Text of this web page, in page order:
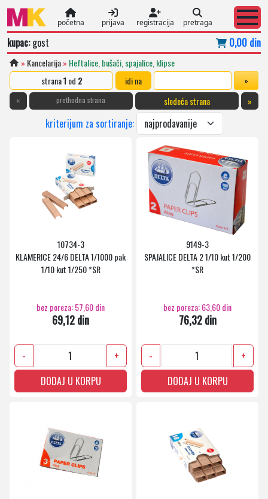
početna prijava registracija pretraga
kupac:gost 0,00 din
» Kancelarija» Heftalice, bušači, spajalice, klipse
strana1 od 2 idi na
« prethodna strana sledeća strana »
kriterijum za sortiranje:
10734-3
KLAMERICE 24/6 DELTA 1/1000 pak
1/10 kut 1/250 *SR
bez poreza: 57,60 din
69,12 din
-
+
DODAJ U KORPU
9149-3
SPAJALICE DELTA 2 1/10 kut 1/200
*SR
bez poreza: 63,60 din
76,32 din
-
+
DODAJ U KORPU